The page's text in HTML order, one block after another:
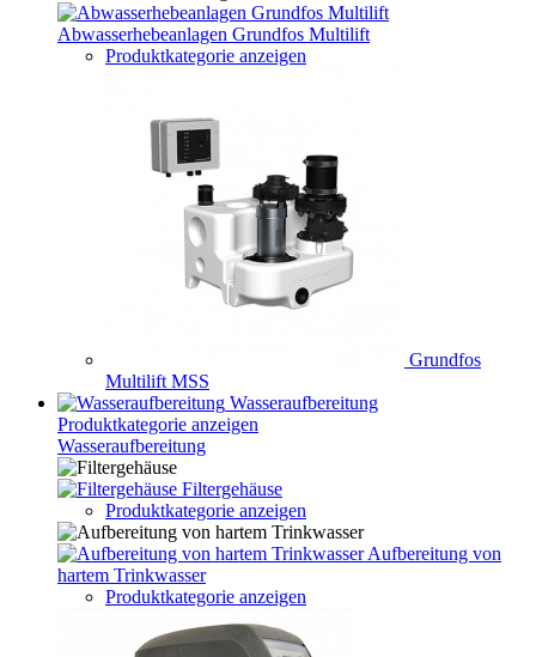
Abwasserhebeanlagen Grundfos Multilift
Produktkategorie anzeigen
Grundfos
Multilift MSS
Wasseraufbereitung
Produktkategorie anzeigen
Wasseraufbereitung
Filtergehäuse
Produktkategorie anzeigen
Aufbereitung von
hartem Trinkwasser
Produktkategorie anzeigen